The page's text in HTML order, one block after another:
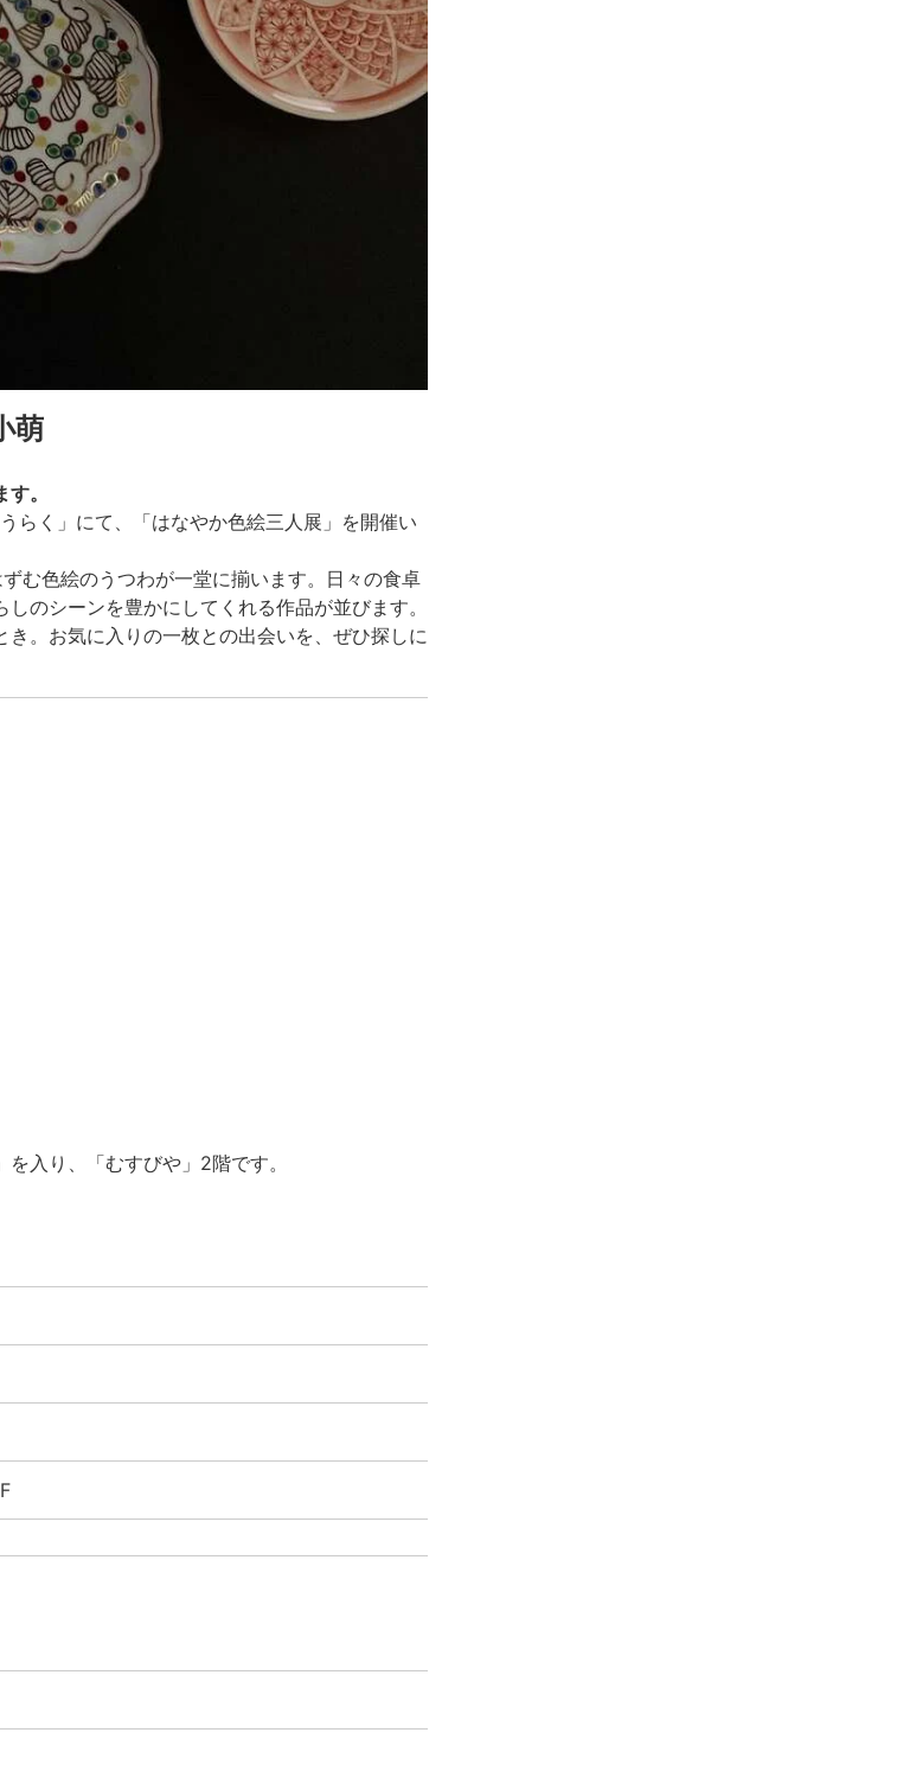
萌
。
らく」にて、「はなやか色絵三人展」を開催い
む色絵のうつわが一堂に揃います。日々の食卓
のシーンを豊かにしてくれる作品が並びます。
。お気に入りの一枚との出会いを、ぜひ探しに
入り、「むすびや」2階です。